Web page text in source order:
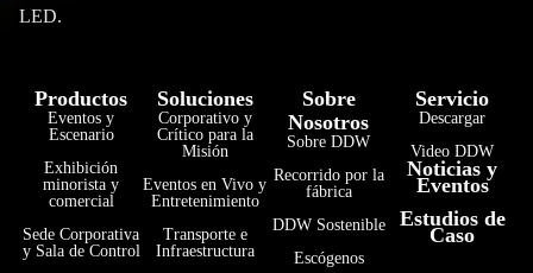
LED.
Productos
Eventos y
Escenario
Exhibición
minorista y
comercial
Sede Corporativa
y Sala de Control
Soluciones
Corporativo y
Crítico para la
Misión
Eventos en Vivo y
Entretenimiento
Transporte e
Infraestructura
Sobre
Nosotros
Sobre DDW
Recorrido por la
fábrica
DDW Sostenible
Escógenos
Servicio
Descargar
Video DDW
Noticias y
Eventos
Estudios de
Caso